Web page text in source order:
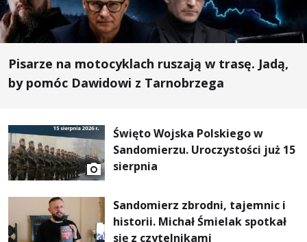
Pisarze na motocyklach ruszają w trasę. Jadą,
by pomóc Dawidowi z Tarnobrzega
Święto Wojska Polskiego w
Sandomierzu. Uroczystości już 15
sierpnia
Sandomierz zbrodni, tajemnic i
historii. Michał Śmielak spotkał
się z czytelnikami